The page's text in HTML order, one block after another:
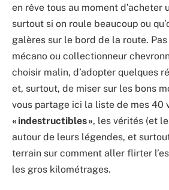
en rêve tous au moment d’acheter
surtout si on roule beaucoup ou
galères sur le bord de la route. Pas
mécano ou collectionneur
choisir malin, d’adopter quelques
et, surtout, de miser sur les bons
vous partage ici la liste de mes 40
« indestructibles », les vérités (et
autour de leurs légendes, et
terrain sur comment aller flirter
les gros kilométrages.